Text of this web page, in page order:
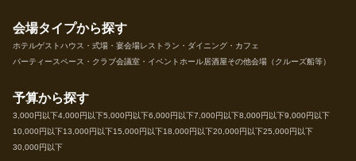
会場タイプから探す
ホテルゲストハウス・式場・宴会場レストラン・ダイニング・カフェ
パーティースペース・クラブ会議室・イベントホール居酒屋その他会場（クルーズ船等）
予算から探す
3,000円以下4,000円以下5,000円以下6,000円以下7,000円以下8,000円以下9,000円以下
10,000円以下13,000円以下15,000円以下18,000円以下20,000円以下25,000円以下
30,000円以下